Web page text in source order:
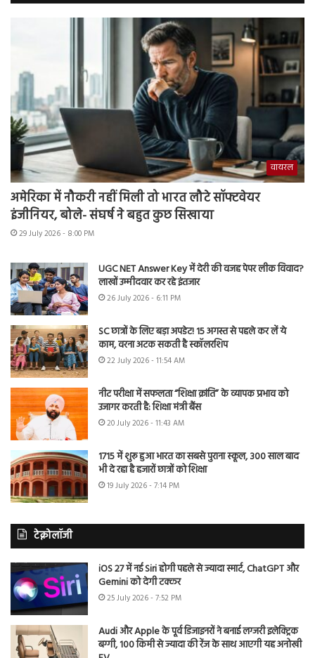
वायरल
अमेरिका में नौकरी नहीं मिली तो भारत लौटे सॉफ्टवेयर
इंजीनियर, बोले- संघर्ष ने बहुत कुछ सिखाया
29 July 2026 - 8:00 PM
UGC NET Answer Key में देरी की वजह पेपर लीक विवाद?
लाखों उम्मीदवार कर रहे इंतजार
26 July 2026 - 6:11 PM
SC छात्रों के लिए बड़ा अपडेट! 15 अगस्त से पहले कर लें ये
काम, वरना अटक सकती है स्कॉलरशिप
22 July 2026 - 11:54 AM
नीट परीक्षा में सफलता “शिक्षा क्रांति” के व्यापक प्रभाव को
उजागर करती है: शिक्षा मंत्री बैंस
20 July 2026 - 11:43 AM
1715 में शुरू हुआ भारत का सबसे पुराना स्कूल, 300 साल बाद
भी दे रहा है हजारों छात्रों को शिक्षा
19 July 2026 - 7:14 PM
टेक्नोलॉजी
iOS 27 में नई Siri होगी पहले से ज्यादा स्मार्ट, ChatGPT और
Gemini को देगी टक्कर
25 July 2026 - 7:52 PM
Audi और Apple के पूर्व डिजाइनरों ने बनाई लग्जरी इलेक्ट्रिक
बग्गी, 100 किमी से ज्यादा की रेंज के साथ आएगी यह अनोखी